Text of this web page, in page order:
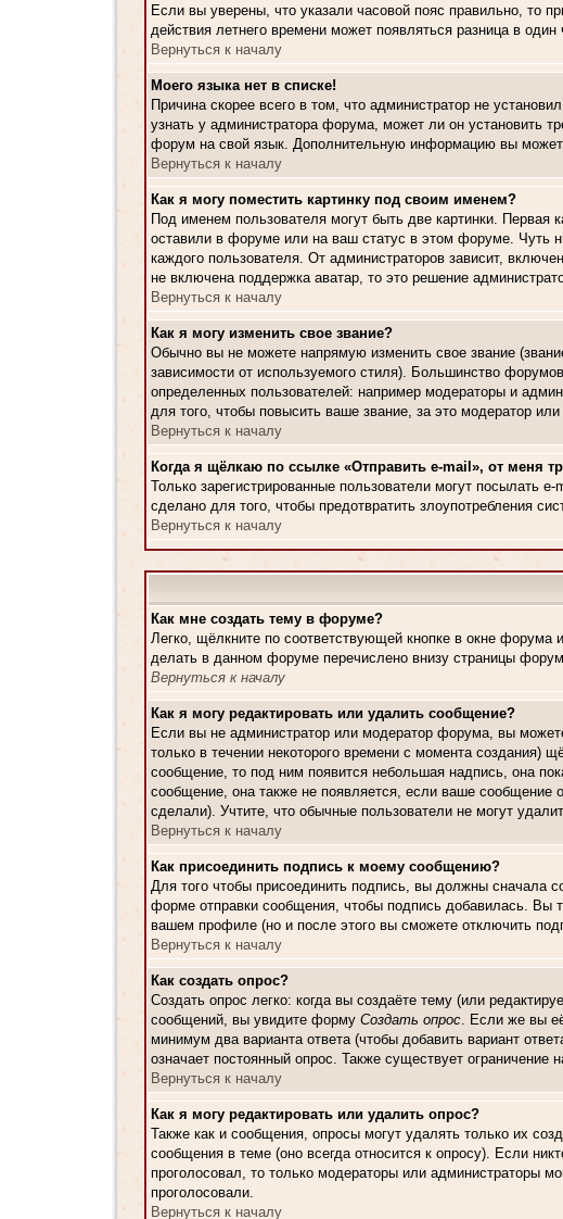
Если вы уверены, что указали часовой пояс правильно, то
действия летнего времени может появляться разница в
Вернуться к началу
Моего языка нет в списке!
Причина скорее всего в том, что администратор не
узнать у администратора форума, может ли он установить
форум на свой язык. Дополнительную информацию вы
Вернуться к началу
Как я могу поместить картинку под своим именем?
Под именем пользователя могут быть две картинки.
оставили в форуме или на ваш статус в этом форуме. Чуть
каждого пользователя. От администраторов зависит,
не включена поддержка аватар, то это решение
Вернуться к началу
Как я могу изменить свое звание?
Обычно вы не можете напрямую изменить свое звание
зависимости от используемого стиля). Большинство
определенных пользователей: например модераторы и
для того, чтобы повысить ваше звание, за это модератор
Вернуться к началу
Когда я щёлкаю по ссылке «Отправить e-mail», от меня
Только зарегистрированные пользователи могут
сделано для того, чтобы предотвратить злоупотребления
Вернуться к началу
Как мне создать тему в форуме?
Легко, щёлкните по соответствующей кнопке в окне
делать в данном форуме перечислено внизу страницы
Вернуться к началу
Как я могу редактировать или удалить сообщение?
Если вы не администратор или модератор форума, вы
только в течении некоторого времени с момента создания)
сообщение, то под ним появится небольшая надпись, она
сообщение, она также не появляется, если ваше сообщение
сделали). Учтите, что обычные пользователи не могут
Вернуться к началу
Как присоединить подпись к моему сообщению?
Для того чтобы присоединить подпись, вы должны сначала
форме отправки сообщения, чтобы подпись добавилась. Вы
вашем профиле (но и после этого вы сможете отключить
Вернуться к началу
Как создать опрос?
Создать опрос легко: когда вы создаёте тему (или
сообщений, вы увидите форму Создать опрос. Если же вы
минимум два варианта ответа (чтобы добавить вариант
означает постоянный опрос. Также существует ограничение
Вернуться к началу
Как я могу редактировать или удалить опрос?
Также как и сообщения, опросы могут удалять только их
сообщения в теме (оно всегда относится к опросу). Если
проголосовал, то только модераторы или администраторы
проголосовали.
Вернуться к началу